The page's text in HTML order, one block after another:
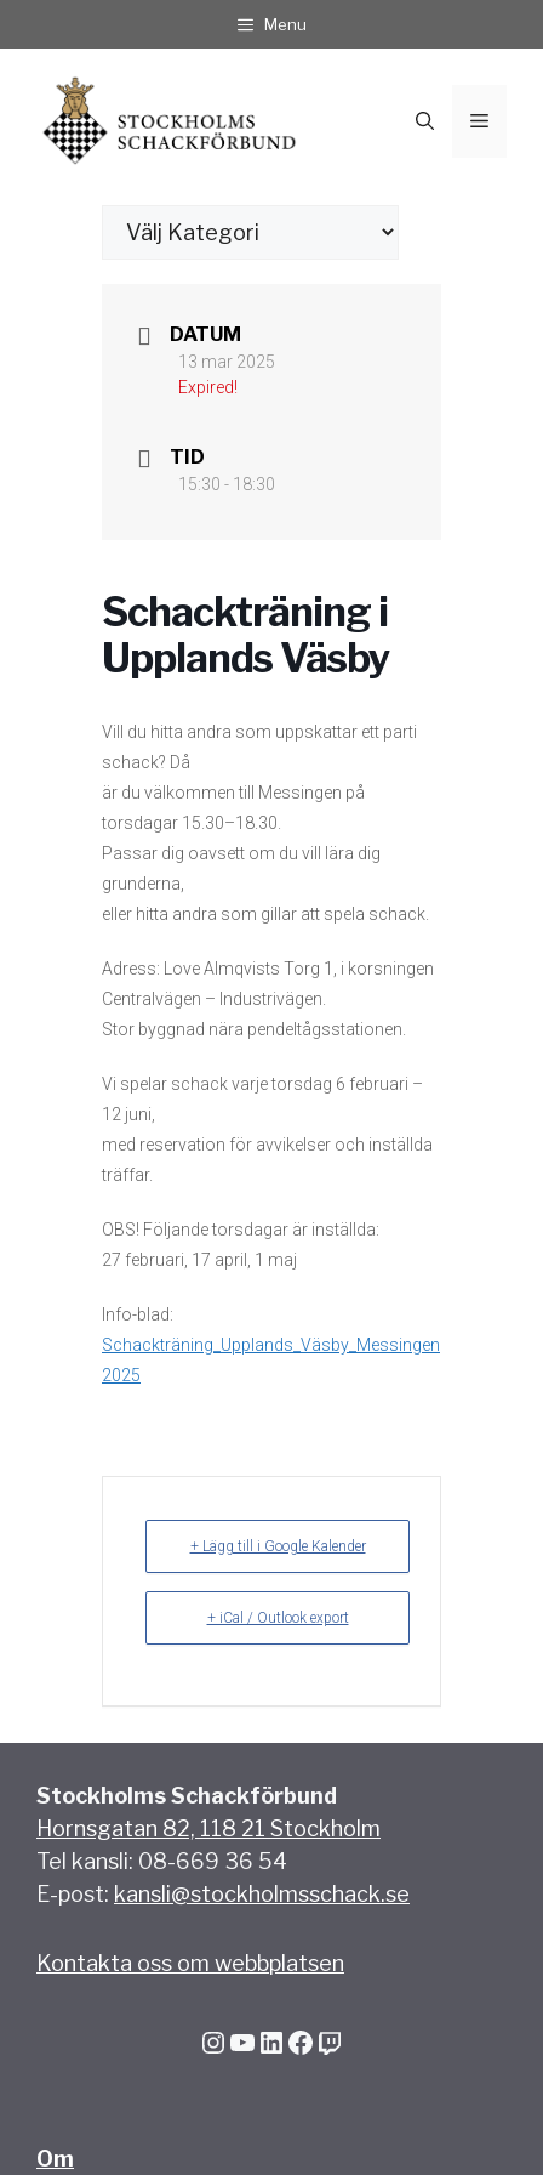
till
innehåll
Menu
Meny
DATUM
13 mar 2025
Expired!
TID
15:30 - 18:30
Schackträning i
Upplands Väsby
Vill du hitta andra som uppskattar ett parti
schack? Då
är du välkommen till Messingen på
torsdagar 15.30–18.30.
Passar dig oavsett om du vill lära dig
grunderna,
eller hitta andra som gillar att spela schack.
Adress: Love Almqvists Torg 1, i korsningen
Centralvägen – Industrivägen.
Stor byggnad nära pendeltågsstationen.
Vi spelar schack varje torsdag 6 februari –
12 juni,
med reservation för avvikelser och inställda
träffar.
OBS! Följande torsdagar är inställda:
27 februari, 17 april, 1 maj
Info-blad:
Schackträning_Upplands_Väsby_Messingen
2025
+ Lägg till i Google Kalender
+ iCal / Outlook export
Stockholms Schackförbund
Hornsgatan 82, 118 21 Stockholm
Tel kansli: 08-669 36 54
E-post: kansli@stockholmsschack.se
Kontakta oss om webbplatsen
InstagramYouTube LinkedIn Facebook Twitch
Om